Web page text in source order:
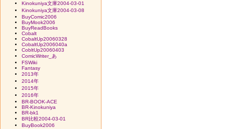
Kinokuniya文庫2004-03-01
Kinokuniya文庫2004-03-08
BuyComic2006
BuyMook2006
BuyReadBooks
Cobalt
CobaltUp20060328
CobaltUp2006040a
CobltUp20060403
ComicWriter_あ
FSWiki
Fantasy
2013年
2014年
2015年
2016年
BR-BOOK-ACE
BR-Kinokuniya
BR-bk1
BR比較2004-03-01
BuyBook2006